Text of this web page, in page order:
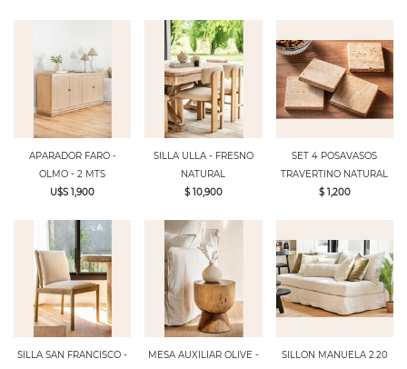
APARADOR FARO -
OLMO - 2 MTS
U$S 1,900
SILLA ULLA - FRESNO
NATURAL
$ 10,900
SET 4 POSAVASOS
TRAVERTINO NATURAL
$ 1,200
SILLA SAN FRANCISCO -
MESA AUXILIAR OLIVE -
SILLON MANUELA 2.20